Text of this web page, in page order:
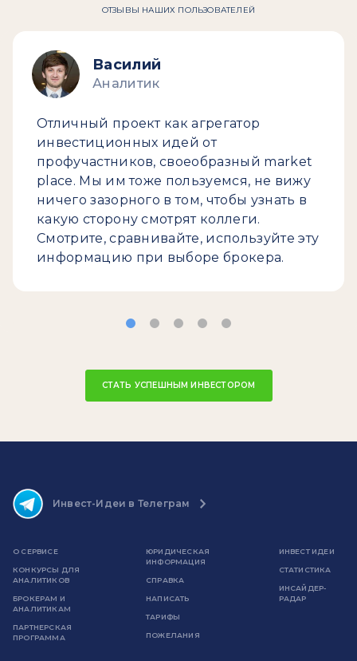
ОТЗЫВЫ НАШИХ ПОЛЬЗОВАТЕЛЕЙ
Василий
Аналитик
Отличный проект как агрегатор
инвестиционных идей от
профучастников, своеобразный market
place. Мы им тоже пользуемся, не вижу
ничего зазорного в том, чтобы узнать в
какую сторону смотрят коллеги.
Смотрите, сравнивайте, используйте эту
информацию при выборе брокера.
СТАТЬ УСПЕШНЫМ ИНВЕСТОРОМ
Инвест-Идеи в Телеграм
О СЕРВИСЕ
КОНКУРСЫ ДЛЯ
АНАЛИТИКОВ
БРОКЕРАМ И
АНАЛИТИКАМ
ПАРТНЕРСКАЯ
ПРОГРАММА
ЮРИДИЧЕСКАЯ
ИНФОРМАЦИЯ
СПРАВКА
НАПИСАТЬ
ТАРИФЫ
ПОЖЕЛАНИЯ
ИНВЕСТ ИДЕИ
СТАТИСТИКА
ИНСАЙДЕР-
РАДАР